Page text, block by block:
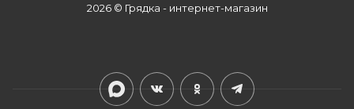
2026 © Грядка - интернет-магазин